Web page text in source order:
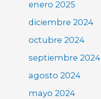
enero 2025
diciembre 2024
octubre 2024
septiembre 2024
agosto 2024
mayo 2024